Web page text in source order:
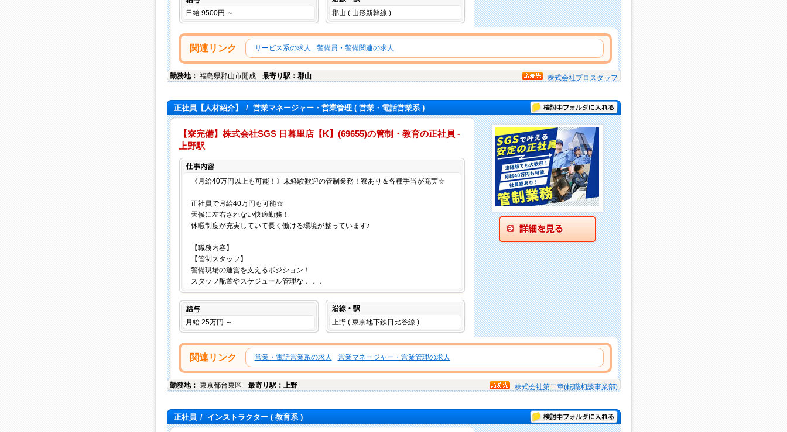
日給 9500円 ～ 郡山 ( 山形新幹線 )
関連リンク サービス系の求人 警備員・警備関連の求人
勤務地： 福島県郡山市開成 最寄り駅：郡山 株式会社プロスタッフ
正社員【人材紹介】 / 営業マネージャー・営業管理( 営業・電話営業系 ) 検討中フォルダに入れる
【寮完備】株式会社SGS 日暮里店【K】(69655)の管制・教育の正社員 -
上野駅
《月給40万円以上も可能！》未経験歓迎の管制業務！寮あり＆各種手当が充実☆
正社員で月給40万円も可能☆
天候に左右されない快適勤務！
休暇制度が充実していて長く働ける環境が整っています♪
【職務内容】
【管制スタッフ】
警備現場の運営を支えるポジション！
スタッフ配置やスケジュール管理な．．．
給与
月給 25万円 ～ 上野 ( 東京地下鉄日比谷線 )
関連リンク 営業・電話営業系の求人 営業マネージャー・営業管理の求人
勤務地： 東京都台東区 最寄り駅：上野 株式会社第二章(転職相談事業部)
正社員 / インストラクター( 教育系 ) 検討中フォルダに入れる